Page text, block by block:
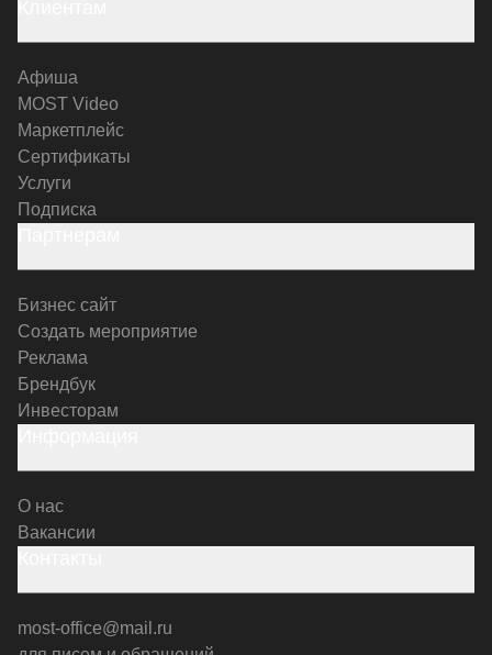
Афиша
MOST Video
Маркетплейс
Сертификаты
Услуги
Подписка
Бизнес сайт
Создать мероприятие
Реклама
Брендбук
Инвесторам
О нас
Вакансии
most-office@mail.ru